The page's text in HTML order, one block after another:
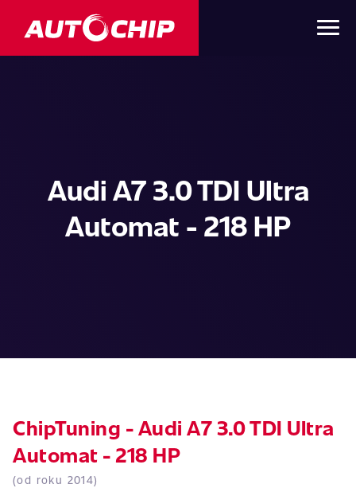
Audi A7 3.0 TDI Ultra
Automat - 218 HP
ChipTuning - Audi A7 3.0 TDI Ultra
Automat - 218 HP
(od roku 2014)